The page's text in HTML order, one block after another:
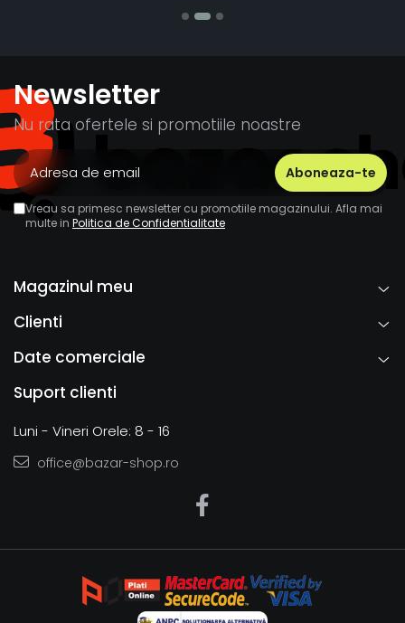
Newsletter
Nu rata ofertele si promotiile noastre
Vreau sa primesc newsletter cu promotiile magazinului. Afla mai
multe in Politica de Confidentialitate
Magazinul meu
Clienti
Date comerciale
Suport clienti
Luni - Vineri Orele: 8 - 16
office@bazar-shop.ro